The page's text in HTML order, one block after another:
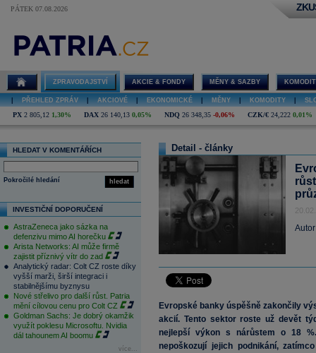
PÁTEK 07.08.2026
ZPRAVODAJSTVÍ AKCIE & FONDY MĚNY & SAZBY
PŘEHLED ZPRÁV AKCIOVÉ EKONOMICKÉ MĚNY KOMODITY
PX 2 805,12 1,30% DAX 26 140,13 0,05% NDQ 26 348,35 -0,06% CZK/€ 24,222 0,01%
HLEDAT V KOMENTÁŘÍCH
hledat
Pokročilé hledání
INVESTIČNÍ DOPORUČENÍ
AstraZeneca jako sázka na
defenzivu mimo AI horečku
Arista Networks: AI může firmě
zajistit příznivý vítr do zad
Analytický radar: Colt CZ roste díky
vyšší marži, širší integraci i
stabilnějšímu byznysu
Nové střelivo pro další růst. Patria
mění cílovou cenu pro Colt CZ
Goldman Sachs: Je dobrý okamžik
využít poklesu Microsoftu. Nvidia
dál tahounem AI boomu
více...
Detail - články
Evropské banky úspěšně zakončily
akcií. Tento sektor roste už devět
nejlepší výkon s nárůstem o 18
nepoškozují jejich podnikání,